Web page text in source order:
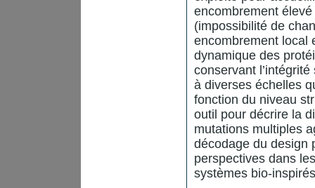
encombrement
(impossibilité de
encombrement local
dynamique des
conservant
à diverses échelles
fonction du niveau
outil pour décrire la
mutations multiples
décodage du design
perspectives dans
systèmes bio-